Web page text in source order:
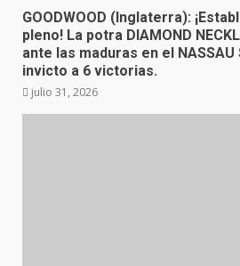
GOODWOOD (Inglaterra):
pleno! La potra DIAMOND
ante las maduras en el
invicto a 6 victorias.
julio 31, 2026